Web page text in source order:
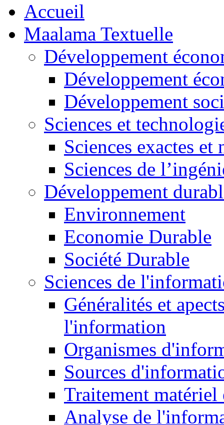
Accueil
Maalama Textuelle
Développement
Développement
Développement
Sciences et
Sciences exactes et
Sciences de
Développement
Environnement
Economie Durable
Société Durable
Sciences de
Généralités et
l'information
Organismes
Sources
Traitement matériel
Analyse de